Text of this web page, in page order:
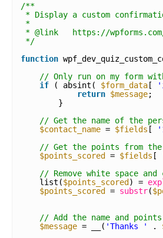
/**
* Display a custom
*
* @link   https://
*/
function
// Only run on my form
if
( absint( $form_data[
return $message;
}
// Get the name of the
$contact_name = $fields [
// Get the points from
$points_scored = $fields [
// Remove white space and
list($points_scored) =
$points_scored = substr(
// Add the name and
$message = __( 'Thanks ' .